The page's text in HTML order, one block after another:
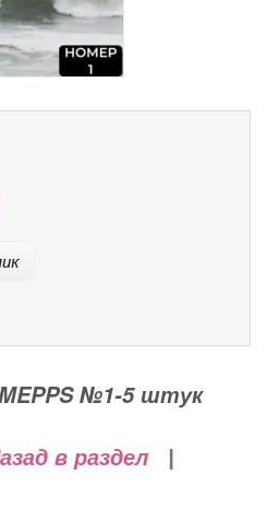
№1-5 штук
в раздел